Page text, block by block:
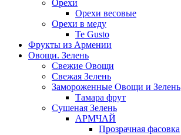
Орехи
Орехи весовые
Орехи в меду
Te Gusto
Фрукты из Армении
Овощи. Зелень
Свежие Овощи
Свежая Зелень
Замороженные Овощи и Зелень
Тамара фрут
Сушеная Зелень
АРМЧАЙ
Прозрачная фасовка